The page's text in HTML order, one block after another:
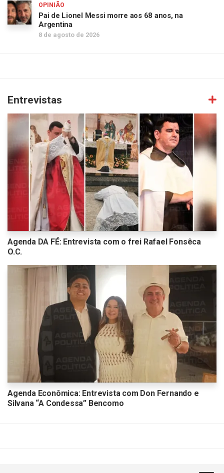
OPINIÃO
Pai de Lionel Messi morre aos 68 anos, na
Argentina
8 de agosto de 2026
Entrevistas
Agenda DA FÉ: Entrevista com o frei Rafael Fonsêca
O.C.
Agenda Econômica: Entrevista com Don Fernando e
Silvana “A Condessa” Bencomo